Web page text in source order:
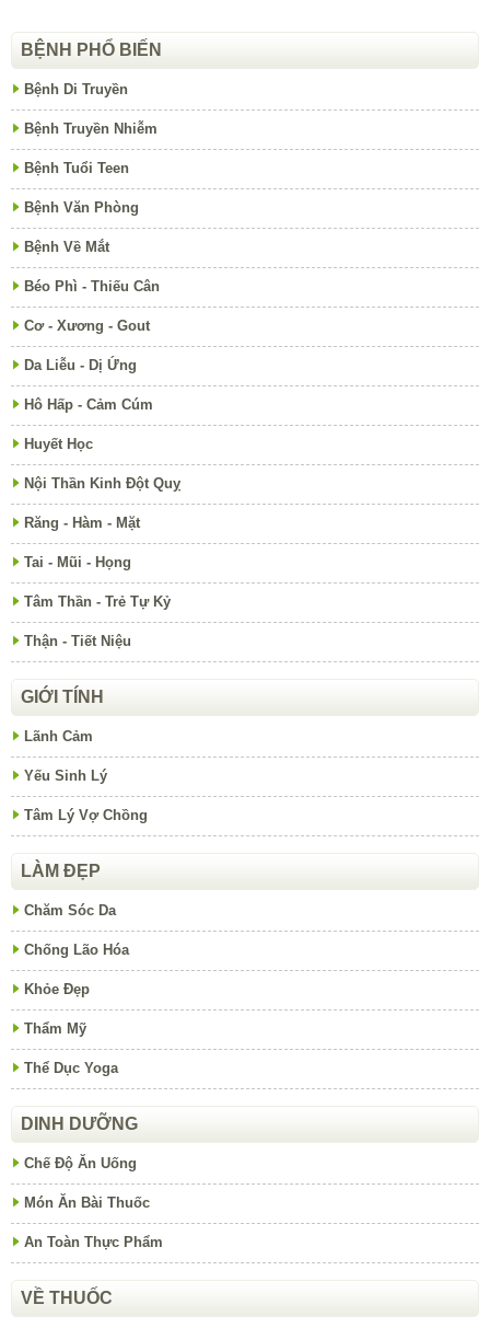
BỆNH PHỔ BIẾN
Bệnh Di Truyền
Bệnh Truyền Nhiễm
Bệnh Tuổi Teen
Bệnh Văn Phòng
Bệnh Về Mắt
Béo Phì - Thiếu Cân
Cơ - Xương - Gout
Da Liễu - Dị Ứng
Hô Hấp - Cảm Cúm
Huyết Học
Nội Thần Kinh Đột Quỵ
Răng - Hàm - Mặt
Tai - Mũi - Họng
Tâm Thần - Trẻ Tự Kỷ
Thận - Tiết Niệu
GIỚI TÍNH
Lãnh Cảm
Yếu Sinh Lý
Tâm Lý Vợ Chồng
LÀM ĐẸP
Chăm Sóc Da
Chống Lão Hóa
Khỏe Đẹp
Thẩm Mỹ
Thể Dục Yoga
DINH DƯỠNG
Chế Độ Ăn Uống
Món Ăn Bài Thuốc
An Toàn Thực Phẩm
VỀ THUỐC